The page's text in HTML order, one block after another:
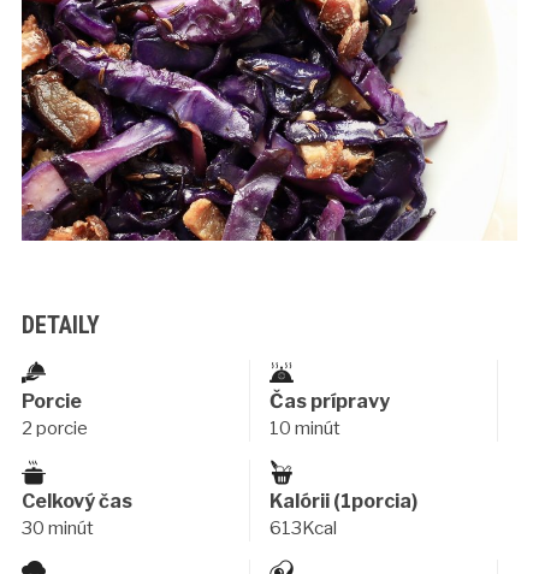
DETAILY
Porcie
2 porcie
Čas prípravy
10 minút
Celkový čas
30 minút
Kalórii (1porcia)
613Kcal